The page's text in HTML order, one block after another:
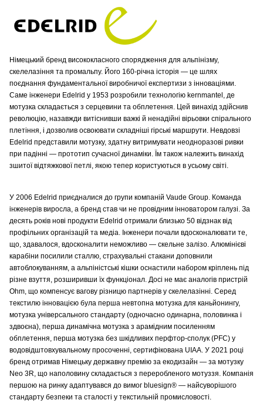
Німецький бренд висококласного спорядження для альпінізму,
скелелазіння та промальпу. Його 160-річна історія — це шлях
поєднання фундаментальної виробничої експертизи з інноваціями.
Саме інженери Edelrid у 1953 розробили технологію kernmantel, де
мотузка складається з серцевини та обплетення. Цей винахід здійснив
революцію, назавжди витіснивши важкі й ненадійні вірьовки спірального
плетіння, і дозволив освоювати складніші гірські маршрути. Невдовзі
Edelrid представили мотузку, здатну витримувати неодноразові ривки
при падінні — прототип сучасної динаміки. Їм також належить винахід
зшитої відтяжкової петлі, якою тепер користуються в усьому світі.
У 2006 Edelrid приєдналися до групи компаній Vaude Group. Команда
інженерів виросла, а бренд став чи не провідним інноватором галузі. За
десять років нові продукти Edelrid отримали близько 50 відзнак від
профільних організацій та медіа. Інженери почали вдосконалювати те,
що, здавалося, вдосконалити неможливо — скельне залізо. Алюмінієві
карабіни посилили сталлю, страхувальні стакани доповнили
автоблокуванням, а альпіністські кішки оснастили набором кріплень під
різне взуття, розширивши їх функціонал. Досі не має аналогів пристрій
Ohm, що компенсує вагову різницю партнерів у скелелазінні. Серед
текстилю інновацією була перша невтопна мотузка для каньйонингу,
мотузка універсального стандарту (одночасно одинарна, половинка і
здвоєна), перша динамічна мотузка з арамідним посиленням
обплетення, перша мотузка без шкідливих перфтор-сполук (PFC) у
водовідштовхувальному просоченні, сертифікована UIAA. У 2021 році
бренд отримав Німецьку державну премію за екодизайн — за мотузку
Neo 3R, що наполовину складається з переробленого мотуззя. Компанія
першою на ринку адаптувався до вимог bluesign® — найсуворішого
стандарту безпеки та сталості у текстильній промисловості.